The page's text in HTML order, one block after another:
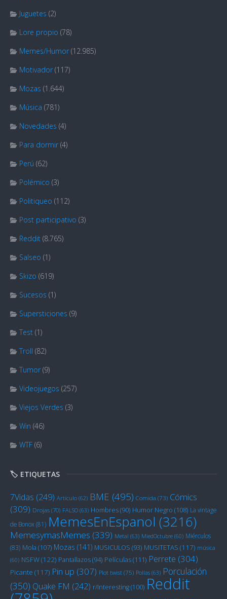
Juguetes (2)
Lore propio (78)
Memes/Humor (12.985)
Motivador (117)
Mozas (1.644)
Música (781)
Novedades (4)
Para dormir (4)
Perú (62)
Polémico (3)
Politiqueo (112)
Post participativo (3)
Reddit (8.765)
Salseo (1)
Skizo (619)
Sucesos (1)
Supersticiones (9)
Test (1)
Troll (82)
Tumor (9)
Videojuegos (257)
Viejos Verdes (3)
Win (46)
WTF (6)
🏷️ ETIQUETAS
7Vidas (249) Artículo (62) BME (495) Comida (73) Cómics
(309) Drojas (70) FALSO (63) Hombres(90) Humor Negro (108) La vintage
de Bonox(81) MemesEnEspanol (3216)
MemesymasMemes (339) Metal (63) MiedOctubre (60) Miérculos
(83) Mola (107) Mozas (141) MUSICULOS (93) MUSITETAS (117) música
(60) NSFW(122) Pantallazos(94) Películas(111) Perrete (304)
Picante (117) Pin up (307) Plot twist (75) Pollas (63) Porculación
(350) Quake FM (242) r/Interesting(100) Reddit